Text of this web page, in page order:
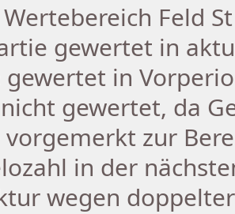
Wertebereich Feld
gewertet in
gewertet in
gewertet, da
vorgemerkt zur
in der
wegen